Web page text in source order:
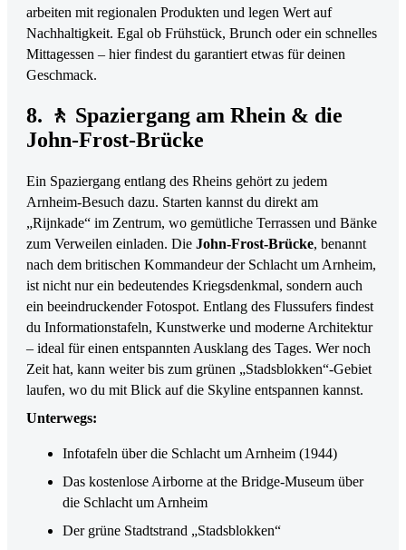
arbeiten mit regionalen Produkten und legen Wert auf
Nachhaltigkeit. Egal ob Frühstück, Brunch oder ein schnelles
Mittagessen – hier findest du garantiert etwas für deinen
Geschmack.
8. 🚶 Spaziergang am Rhein & die
John-Frost-Brücke
Ein Spaziergang entlang des Rheins gehört zu jedem
Arnheim-Besuch dazu. Starten kannst du direkt am
„Rijnkade“ im Zentrum, wo gemütliche Terrassen und Bänke
zum Verweilen einladen. Die John-Frost-Brücke, benannt
nach dem britischen Kommandeur der Schlacht um Arnheim,
ist nicht nur ein bedeutendes Kriegsdenkmal, sondern auch
ein beeindruckender Fotospot. Entlang des Flussufers findest
du Informationstafeln, Kunstwerke und moderne Architektur
– ideal für einen entspannten Ausklang des Tages. Wer noch
Zeit hat, kann weiter bis zum grünen „Stadsblokken“-Gebiet
laufen, wo du mit Blick auf die Skyline entspannen kannst.
Unterwegs:
Infotafeln über die Schlacht um Arnheim (1944)
Das kostenlose Airborne at the Bridge-Museum über
die Schlacht um Arnheim
Der grüne Stadtstrand „Stadsblokken“